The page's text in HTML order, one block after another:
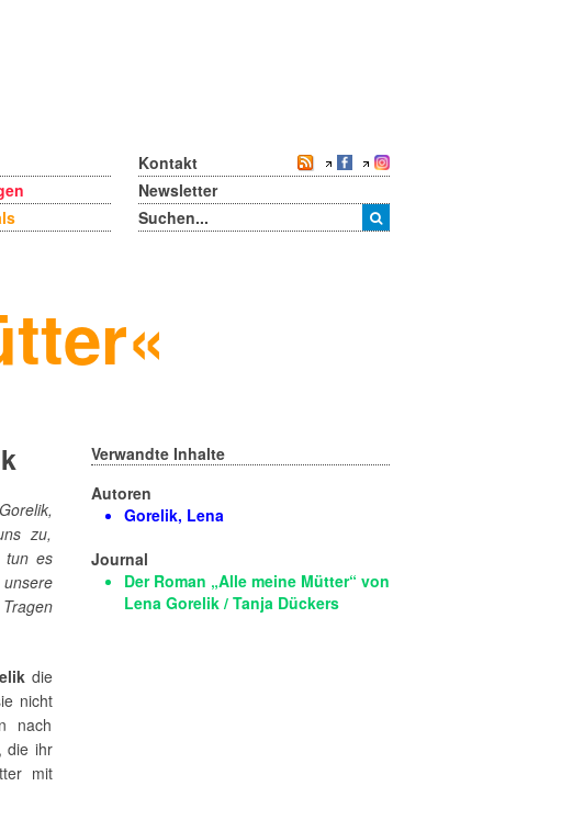
Kontakt
Newsletter
zu,
tun es
die
nicht
nach
die ihr
mit
Verwandte Inhalte
Autoren
Gorelik, Lena
Journal
Der Roman „Alle meine Mütter“ von
Lena Gorelik / Tanja Dückers